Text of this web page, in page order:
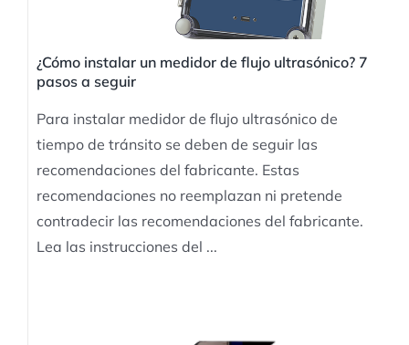
¿Cómo instalar un medidor de flujo ultrasónico? 7
pasos a seguir
Para instalar medidor de flujo ultrasónico de
tiempo de tránsito se deben de seguir las
recomendaciones del fabricante. Estas
recomendaciones no reemplazan ni pretende
contradecir las recomendaciones del fabricante.
Lea las instrucciones del ...